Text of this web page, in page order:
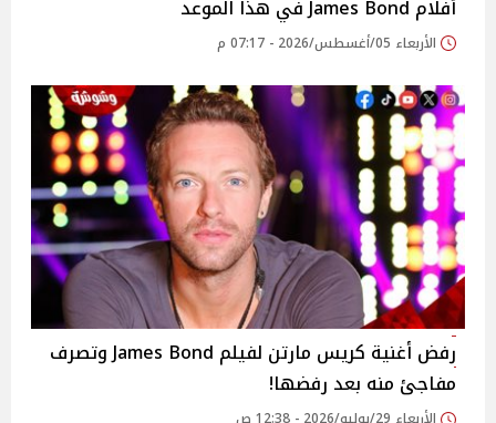
أفلام James Bond في هذا الموعد
الأربعاء 05/أغسطس/2026 - 07:17 م
رفض أغنية كريس مارتن لفيلم James Bond وتصرف
مفاجئ منه بعد رفضها!